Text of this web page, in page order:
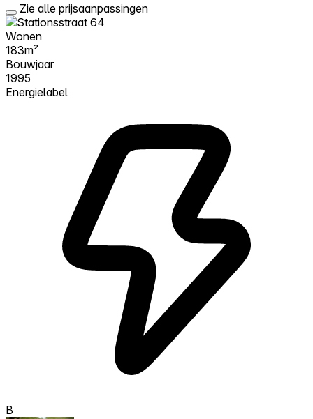
Zie alle prijsaanpassingen
Wonen
183m²
Bouwjaar
1995
Energielabel
B